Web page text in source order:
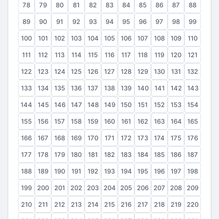
78 79 80 81 82 83 84 85 86 87 88
89 90 91 92 93 94 95 96 97 98 99
100 101 102 103 104 105 106 107 108 109 110
111 112 113 114 115 116 117 118 119 120 121
122 123 124 125 126 127 128 129 130 131 132
133 134 135 136 137 138 139 140 141 142 143
144 145 146 147 148 149 150 151 152 153 154
155 156 157 158 159 160 161 162 163 164 165
166 167 168 169 170 171 172 173 174 175 176
177 178 179 180 181 182 183 184 185 186 187
188 189 190 191 192 193 194 195 196 197 198
199 200 201 202 203 204 205 206 207 208 209
210 211 212 213 214 215 216 217 218 219 220